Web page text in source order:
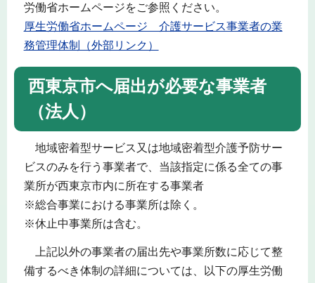
労働省ホームページをご参照ください。
厚生労働省ホームページ 介護サービス事業者の業
務管理体制（外部リンク）
西東京市へ届出が必要な事業者
（法人）
地域密着型サービス又は地域密着型介護予防サー
ビスのみを行う事業者で、当該指定に係る全ての事
業所が西東京市内に所在する事業者
※総合事業における事業所は除く。
※休止中事業所は含む。
上記以外の事業者の届出先や事業所数に応じて整
備するべき体制の詳細については、以下の厚生労働